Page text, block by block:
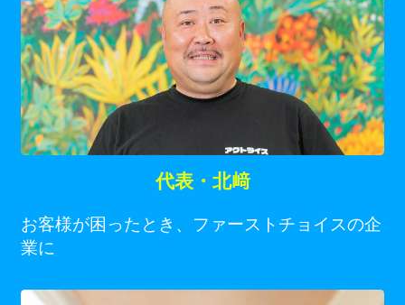
代表・北﨑
お客様が困ったとき、ファーストチョイスの企
業に